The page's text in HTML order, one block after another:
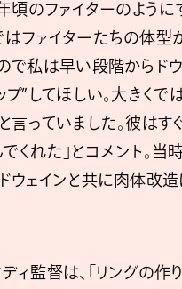
のファイターのように
ファイターたちの体型
で私は早い段階からドウ
プ”してほしい。大きくで
言っていました。彼はす
くれた」とコメント。
ウェインと共に肉体改
ィ監督は、「リングの作